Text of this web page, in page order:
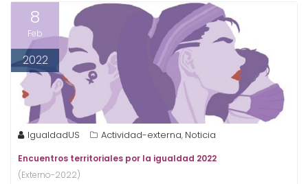
8
Feb
2022
IgualdadUS Actividad-externa, Noticia
Encuentros territoriales por la igualdad 2022
(Externo-2022)